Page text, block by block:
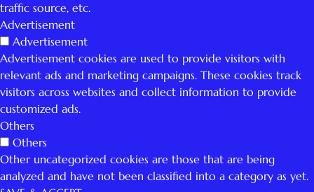
traffic source, etc.
Advertisement
Advertisement
Advertisement cookies are used to provide visitors with
relevant ads and marketing campaigns. These cookies track
visitors across websites and collect information to provide
customized ads.
Others
Others
Other uncategorized cookies are those that are being
analyzed and have not been classified into a category as yet.